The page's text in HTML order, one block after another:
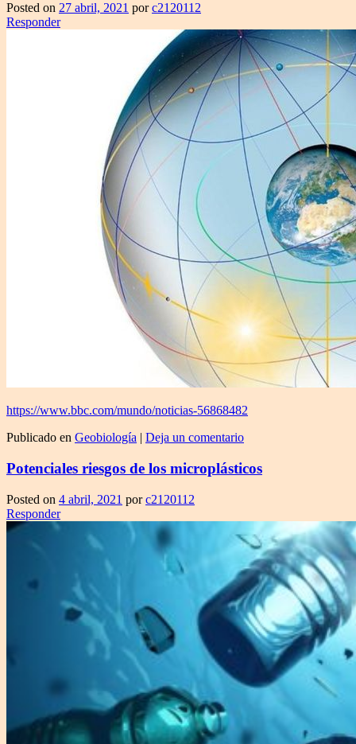
Posted on 27 abril, 2021 porc2120112
Responder
https://www.bbc.com/mundo/noticias-56868482
Publicado en Geobiología | Deja un comentario
Potenciales riesgos de los microplásticos
Posted on 4 abril, 2021 porc2120112
Responder